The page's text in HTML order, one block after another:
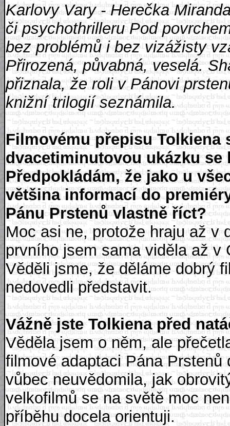
Karlovy Vary - Herečka
či psychothrilleru Pod
bez problémů i bez vizážisty
Přirozená, půvabná, veselá.
přiznala, že roli v Pánovi
knižní trilogií seznámila.
Filmovému přepisu Tolkiena
dvacetiminutovou ukázku
Předpokládám, že jako u
většina informací do
Pánu Prstenů vlastně říct?
Moc asi ne, protože hraju až v
prvního jsem sama viděla až v
Věděli jsme, že děláme dobrý
nedovedli představit.
Vážně jste Tolkiena před
Věděla jsem o něm, ale
filmové adaptaci Pána
vůbec neuvědomila, jak
velkofilmů se na světě moc
příběhu docela orientuji.